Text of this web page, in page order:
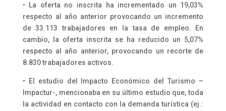
• La oferta no inscrita ha incrementado un 19,03%
respecto al año anterior provocando un incremento
de 33.113 trabajadores en la tasa de empleo. En
cambio, la oferta inscrita se ha reducido un 5,07%
respecto al año anterior, provocando un recorte de
8.830 trabajadores activos.
• El estudio del Impacto Económico del Turismo –
Impactur-, mencionaba en su último estudio que, toda
la actividad en contacto con la demanda turística (ej.: